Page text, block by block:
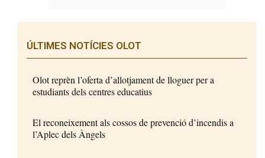
ÚLTIMES NOTÍCIES OLOT
Olot reprèn l’oferta d’allotjament de lloguer per a
estudiants dels centres educatius
El reconeixement als cossos de prevenció d’incendis a
l’Aplec dels Àngels